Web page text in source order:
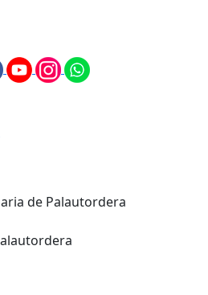
de Palautordera